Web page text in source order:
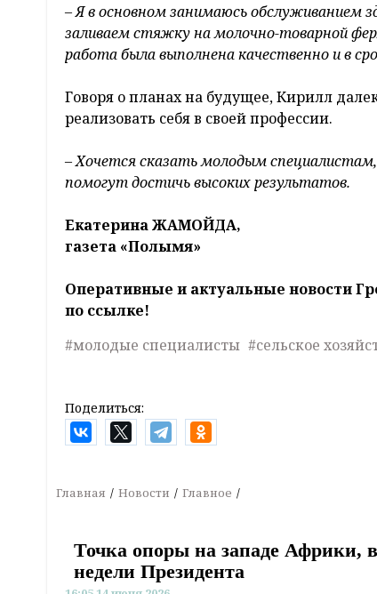
– Я в основном занимаюсь обслуживанием
заливаем стяжку на молочно-товарной
работа была выполнена качественно и в
Говоря о планах на будущее, Кирилл
реализовать себя в своей профессии.
– Хочется сказать молодым
помогут достичь высоких результатов.
Екатерина ЖАМОЙДА,
газета «Полымя»
Оперативные и актуальные новости
по ссылке!
#молодые специалисты #сельское
Поделиться:
Главная Новости Главное
Точка опоры на западе Африки,
недели Президента